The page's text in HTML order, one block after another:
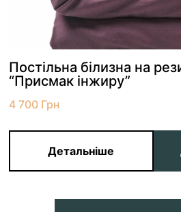
Постільна білизна на
“Присмак інжиру”
4 700 Грн
Детальніше